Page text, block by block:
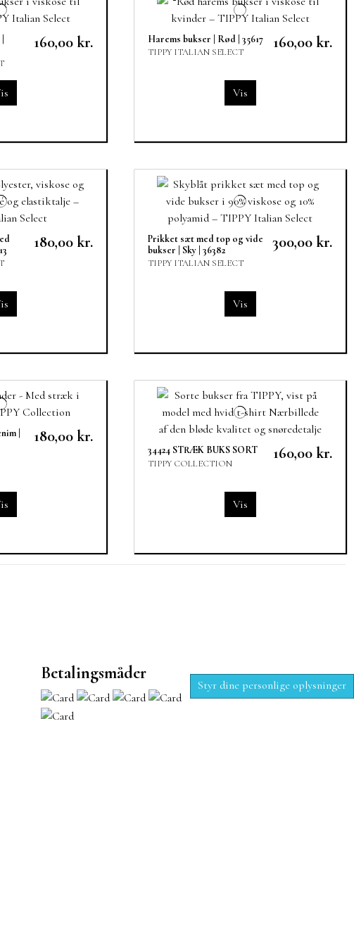
160,00 kr. Harems bukser | Rød | 35617
TIPPY ITALIAN SELECT
160,00 kr.
Vis
180,00 kr.
Prikket sæt med top og vide
bukser | Sky | 36382
TIPPY ITALIAN SELECT
300,00 kr.
Vis
|
180,00 kr.
34424 STRÆK BUKS SORT
TIPPY COLLECTION
160,00 kr.
Vis
Betalingsmåder
Styr dine personlige oplysninger